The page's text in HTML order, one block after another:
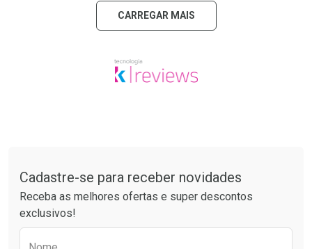
CARREGAR MAIS
Cadastre-se para receber novidades
Receba as melhores ofertas e super descontos
exclusivos!